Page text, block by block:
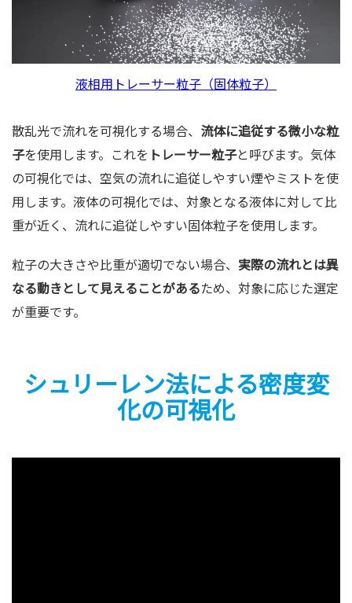
液相用トレーサー粒子（固体粒子）
散乱光で流れを可視化する場合、 流体に追従する微小な粒
子を使用します。これを トレーサー粒子と呼びます。気体
の可視化では、空気の流れに追従しやすい煙やミストを使
用します。液体の可視化では、対象となる液体に対して比
重が近く、流れに追従しやすい固体粒子を使用します。
粒子の大きさや比重が適切でない場合、 実際の流れとは異
なる動きとして見えることがあるため、対象に応じた選定
が重要です。
シュリーレン法による密度変
化の可視化